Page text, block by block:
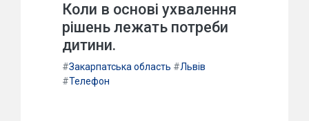
Коли в основі ухвалення
рішень лежать потреби
дитини.
#Закарпатська область #Львів
#Телефон